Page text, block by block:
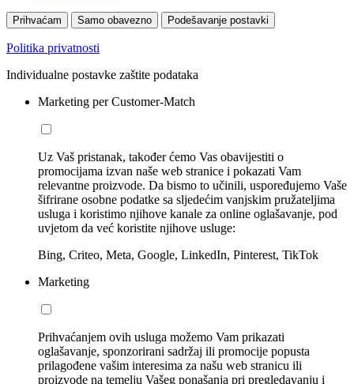
Prihvaćam Samo obavezno Podešavanje postavki
Politika privatnosti
Individualne postavke zaštite podataka
Marketing per Customer-Match
Uz Vaš pristanak, također ćemo Vas obavijestiti o
promocijama izvan naše web stranice i pokazati Vam
relevantne proizvode. Da bismo to učinili, uspoređujemo Vaše
šifrirane osobne podatke sa sljedećim vanjskim pružateljima
usluga i koristimo njihove kanale za online oglašavanje, pod
uvjetom da već koristite njihove usluge:
Bing, Criteo, Meta, Google, LinkedIn, Pinterest, TikTok
Marketing
Prihvaćanjem ovih usluga možemo Vam prikazati
oglašavanje, sponzorirani sadržaj ili promocije popusta
prilagođene vašim interesima za našu web stranicu ili
proizvode na temelju Vašeg ponašanja pri pregledavanju i